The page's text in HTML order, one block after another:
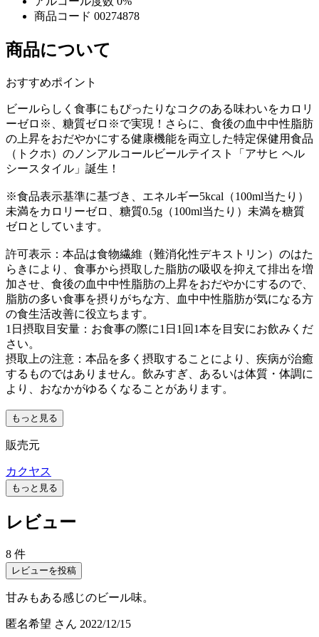
商品コード 00274878
商品について
おすすめポイント
ビールらしく食事にもぴったりなコクのある味わいをカロリ
ーゼロ※、糖質ゼロ※で実現！さらに、食後の血中中性脂肪
の上昇をおだやかにする健康機能を両立した特定保健用食品
（トクホ）のノンアルコールビールテイスト「アサヒ ヘル
シースタイル」誕生！
※食品表示基準に基づき、エネルギー5kcal（100ml当たり）
未満をカロリーゼロ、糖質0.5g（100ml当たり）未満を糖質
ゼロとしています。
許可表示：本品は食物繊維（難消化性デキストリン）のはた
らきにより、食事から摂取した脂肪の吸収を抑えて排出を増
加させ、食後の血中中性脂肪の上昇をおだやかにするので、
脂肪の多い食事を摂りがちな方、血中中性脂肪が気になる方
の食生活改善に役立ちます。
1日摂取目安量：お食事の際に1日1回1本を目安にお飲みくだ
さい。
摂取上の注意：本品を多く摂取することにより、疾病が治癒
するものではありません。飲みすぎ、あるいは体質・体調に
より、おなかがゆるくなることがあります。
もっと見る
販売元
カクヤス
もっと見る
レビュー
8 件
レビューを投稿
甘みもある感じのビール味。
匿名希望 さん 2022/12/15